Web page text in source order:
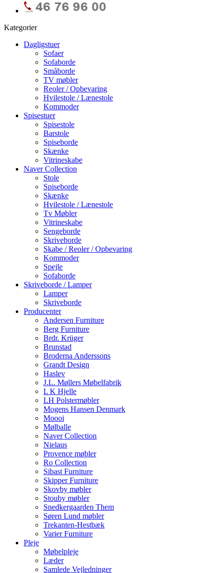
Kategorier
Dagligstuer
Sofaer
Sofaborde
Småborde
TV møbler
Reoler / Opbevaring
Hvilestole / Lænestole
Kommoder
Spisestuer
Spisestole
Barstole
Spiseborde
Skænke
Vitrineskabe
Naver Collection
Stole
Spiseborde
Skænke
Hvilestole / Lænestole
Tv Møbler
Vitrineskabe
Sengeborde
Skriveborde
Skabe / Reoler / Opbevaring
Kommoder
Spejle
Sofaborde
Skriveborde / Lamper
Lamper
Skriveborde
Producenter
Andersen Furniture
Berg Furniture
Brdr. Krüger
Brunstad
Broderna Anderssons
Grandt Design
Haslev
J.L. Møllers Møbelfabrik
L K Hjelle
LH Polstermøbler
Mogens Hansen Denmark
Moooi
Mølballe
Naver Collection
Nielaus
Provence møbler
Ro Collection
Sibast Furniture
Skipper Furniture
Skovby møbler
Stouby møbler
Snedkergaarden Them
Søren Lund møbler
Trekanten-Hestbæk
Varier Furniture
Pleje
Møbelpleje
Læder
Samlede Vejledninger